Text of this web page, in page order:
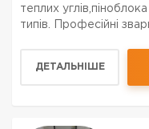
теплих
типів. Професійні
мінватою,пінопла...
ДЕТАЛЬНІШЕ